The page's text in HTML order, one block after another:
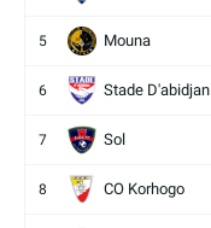
5 Mouna
6 Stade D'abidjan
7 Sol
8 CO Korhogo